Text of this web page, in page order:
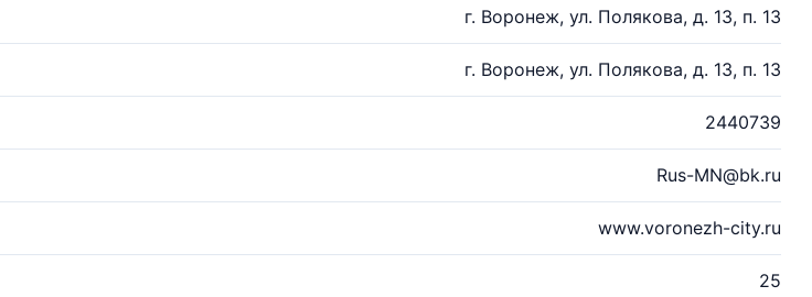
г. Воронеж, ул. Полякова, д. 13, п. 13
г. Воронеж, ул. Полякова, д. 13, п. 13
2440739
Rus-MN@bk.ru
www.voronezh-city.ru
25